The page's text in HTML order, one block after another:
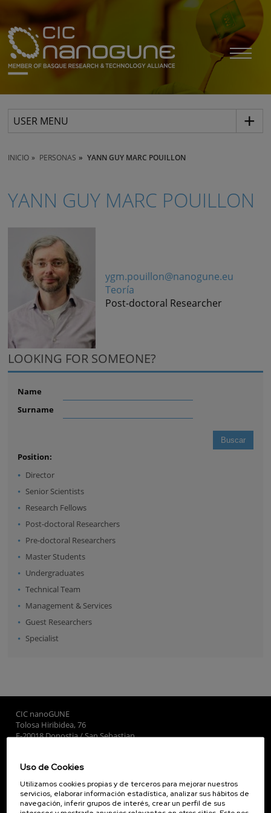
USER MENU
INICIO PERSONAS YANN GUY MARC POUILLON
YANN GUY MARC POUILLON
ygm.pouillon@nanogune.eu
Teoría
Post-doctoral Researcher
LOOKING FOR SOMEONE?
Name
Surname
Position:
Director
Senior Scientists
Research Fellows
Post-doctoral Researchers
Pre-doctoral Researchers
Master Students
Undergraduates
Technical Team
Management & Services
Guest Researchers
Specialist
CIC nanoGUNE
Tolosa Hiribidea, 76
E-20018 Donostia / San Sebastian
Subscribe to our Newsletter
nanoGUNE
Uso de Cookies
Utilizamos cookies propias y de terceros para mejorar nuestros
servicios, elaborar información estadística, analizar sus hábitos de
navegación, inferir grupos de interés, crear un perfil de sus